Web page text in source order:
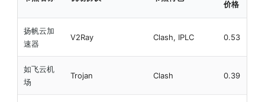
价格
扬帆云加
速器
V2Ray Clash, IPLC 0.53
如飞云机
场
Trojan Clash 0.39